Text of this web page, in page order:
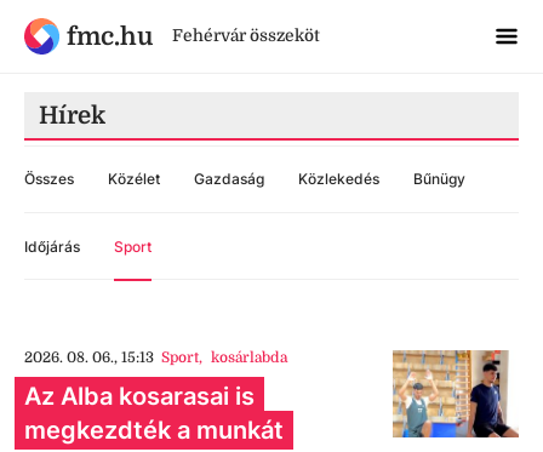
fmc.hu Fehérvár összeköt
Hírek
Összes Közélet Gazdaság Közlekedés Bűnügy
Időjárás Sport
2026. 08. 06., 15:13 Sport, kosárlabda
Az Alba kosarasai is
megkezdték a munkát